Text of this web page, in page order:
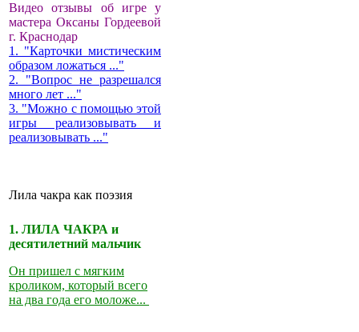
Видео отзывы об игре у
мастера Оксаны Гордеевой
г. Краснодар
1. "Карточки мистическим
образом ложаться ..."
2. "Вопрос не разрешался
много лет ..."
3. "Можно с помощью этой
игры реализовывать и
реализовывать ..."
Лила чакра как поэзия
1. ЛИЛА ЧАКРА и
десятилетний мальчик
Он пришел с мягким
кроликом, который всего
на два года его моложе...